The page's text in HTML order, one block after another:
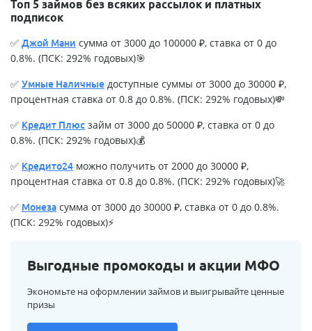
Топ 5 займов без всяких рассылок и платных
подписок
✅ Джой Мани сумма от 3000 до 100000 ₽, ставка от 0 до
0.8%. (ПСК: 292% годовых)🎯
✅ Умные Наличные доступные суммы от 3000 до 30000 ₽,
процентная ставка от 0.8 до 0.8%. (ПСК: 292% годовых)💸
✅ Кредит Плюс займ от 3000 до 50000 ₽, ставка от 0 до
0.8%. (ПСК: 292% годовых)💰
✅ Кредито24 можно получить от 2000 до 30000 ₽,
процентная ставка от 0.8 до 0.8%. (ПСК: 292% годовых)🚀
✅ Монеза сумма от 3000 до 30000 ₽, ставка от 0 до 0.8%.
(ПСК: 292% годовых)⚡
Выгодные промокоды и акции МФО
Экономьте на оформлении займов и выигрывайте ценные
призы